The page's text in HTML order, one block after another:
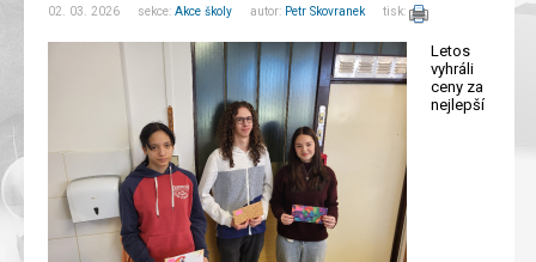
02. 03. 2026 sekce: Akce školy autor: Petr Skovranek tisk:
Letos
vyhráli
ceny za
nejlepší